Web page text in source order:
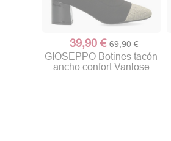
39,90 €69,90 €
GIOSEPPO Botines tacón
ancho confort Vanlose